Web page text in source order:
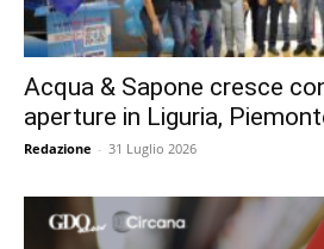
Acqua & Sapone cresce
aperture in Liguria,
Redazione - 31 Luglio 2026